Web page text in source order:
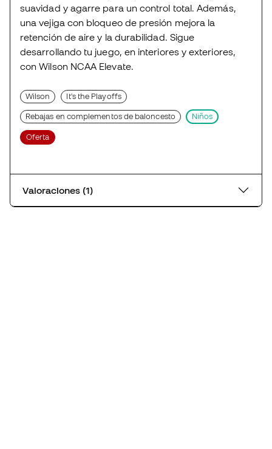
suavidad y agarre para un control total. Además,
una vejiga con bloqueo de presión mejora la
retención de aire y la durabilidad. Sigue
desarrollando tu juego, en interiores y exteriores,
con Wilson NCAA Elevate.
Wilson It's the Playoffs
Rebajas en complementos de baloncesto Niños
Oferta
Valoraciones (1)